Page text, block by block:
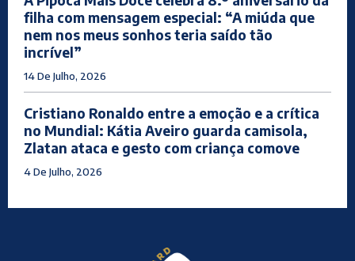
filha com mensagem especial: “A miúda que
nem nos meus sonhos teria saído tão
incrível”
14 De Julho, 2026
Cristiano Ronaldo entre a emoção e a crítica
no Mundial: Kátia Aveiro guarda camisola,
Zlatan ataca e gesto com criança comove
4 De Julho, 2026